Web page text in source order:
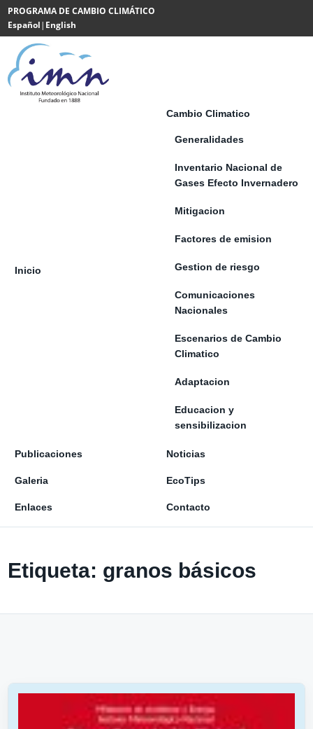
Saltar al contenido
PROGRAMA DE CAMBIO CLIMÁTICO
Español| English
Powered
by
Translate
Inicio
Cambio Climatico
Generalidades
Inventario Nacional de
Gases Efecto Invernadero
Mitigacion
Factores de emision
Gestion de riesgo
Comunicaciones
Nacionales
Escenarios de Cambio
Climatico
Adaptacion
Educacion y
sensibilizacion
Publicaciones Noticias
Galeria EcoTips
Enlaces Contacto
Etiqueta: granos básicos